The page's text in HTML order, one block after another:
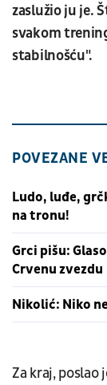
zaslužio ju je.
svakom
stabilnošću".
POVEZANE
Ludo, luđe,
na tronu!
Grci pišu:
Crvenu zvezdu
Nikolić: Niko
Za kraj, poslao